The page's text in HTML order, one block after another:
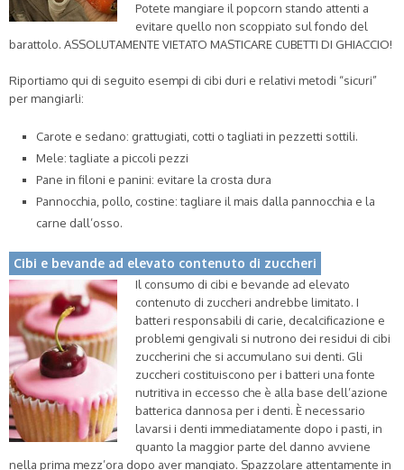
Potete mangiare il popcorn stando attenti a
evitare quello non scoppiato sul fondo del
barattolo. ASSOLUTAMENTE VIETATO MASTICARE CUBETTI DI GHIACCIO!
Riportiamo qui di seguito esempi di cibi duri e relativi metodi “sicuri”
per mangiarli:
Carote e sedano: grattugiati, cotti o tagliati in pezzetti sottili.
Mele: tagliate a piccoli pezzi
Pane in filoni e panini: evitare la crosta dura
Pannocchia, pollo, costine: tagliare il mais dalla pannocchia e la
carne dall’osso.
Cibi e bevande ad elevato contenuto di zuccheri
Il consumo di cibi e bevande ad elevato
contenuto di zuccheri andrebbe limitato. I
batteri responsabili di carie, decalcificazione e
problemi gengivali si nutrono dei residui di cibi
zuccherini che si accumulano sui denti. Gli
zuccheri costituiscono per i batteri una fonte
nutritiva in eccesso che è alla base dell’azione
batterica dannosa per i denti. È necessario
lavarsi i denti immediatamente dopo i pasti, in
quanto la maggior parte del danno avviene
nella prima mezz’ora dopo aver mangiato. Spazzolare attentamente in